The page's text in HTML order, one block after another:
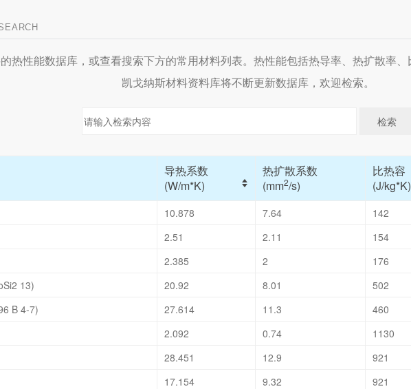
热性能数据库，或查看搜索下方的常用材料列表。热性能包括热导率、热扩散率、
凯戈纳斯材料资料库将不断更新数据库，欢迎检索。
导热系数
(W/m*K)
热扩散系数
(mm2/s)
比热容
(J/kg*K)
10.878 7.64 142
2.51 2.11 154
2.385 2 176
13)
20.92 8.01 502
B 4-7)
27.614 11.3 460
2.092 0.74 1130
28.451 12.9 921
17.154 9.32 921